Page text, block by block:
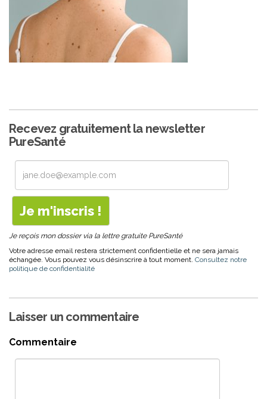
Recevez gratuitement la newsletter
PureSanté
Je reçois mon dossier via la lettre gratuite PureSanté
Votre adresse email restera strictement confidentielle et ne sera jamais
échangée. Vous pouvez vous désinscrire à tout moment. Consultez notre
politique de confidentialité
Laisser un commentaire
Commentaire